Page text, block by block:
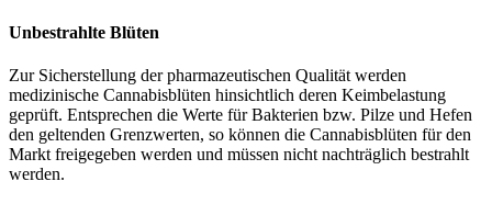
Unbestrahlte Blüten
Zur Sicherstellung der pharmazeutischen Qualität werden
medizinische Cannabisblüten hinsichtlich deren Keimbelastung
geprüft. Entsprechen die Werte für Bakterien bzw. Pilze und Hefen
den geltenden Grenzwerten, so können die Cannabisblüten für den
Markt freigegeben werden und müssen nicht nachträglich bestrahlt
werden.